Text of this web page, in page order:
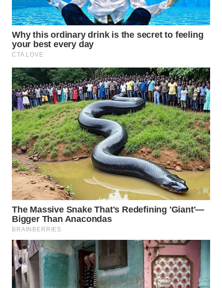
WN
INDRAMAYU
WN
WN
MAJALENGKA
WN
SUBANG
WN
SUKABUMI
WN
PURWAKARTA
PRIANGAN
TIMUR
WN